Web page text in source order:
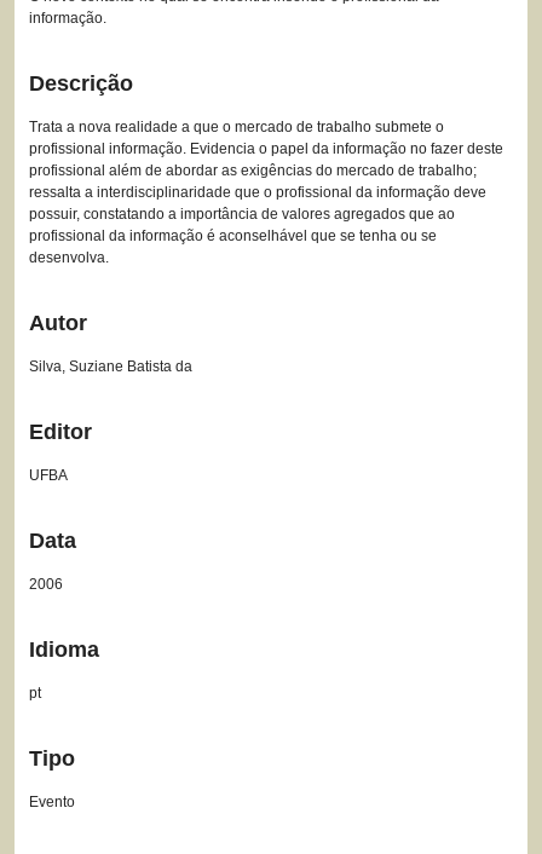
informação.
Descrição
Trata a nova realidade a que o mercado de trabalho submete o
profissional informação. Evidencia o papel da informação no fazer deste
profissional além de abordar as exigências do mercado de trabalho;
ressalta a interdisciplinaridade que o profissional da informação deve
possuir, constatando a importância de valores agregados que ao
profissional da informação é aconselhável que se tenha ou se
desenvolva.
Autor
Silva, Suziane Batista da
Editor
UFBA
Data
2006
Idioma
pt
Tipo
Evento